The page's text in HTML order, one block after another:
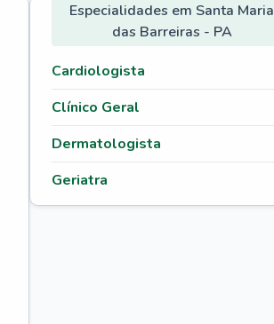
Especialidades em Santa Maria
das Barreiras - PA
Cardiologista
Clínico Geral
Dermatologista
Geriatra